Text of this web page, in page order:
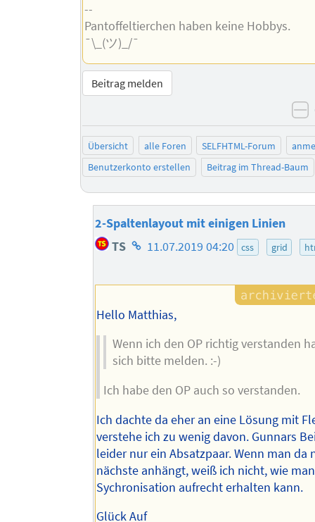
--
Pantoffeltierchen haben keine Hobbys.
¯\_(ツ)_/¯
Beitrag melden
Übersicht alle Foren SELFHTML-Forum
Benutzerkonto erstellen
Beitrag im Thread-Baum
2-Spaltenlayout mit einigen Linien
TS Homepage
Autors
11.07.2019 04:20 css grid
Hello Matthias,
Wenn ich den OP richtig verstanden
sich bitte melden. :-)
Ich habe den OP auch so verstanden.
Ich dachte da eher an eine Lösung mit
verstehe ich zu wenig davon. Gunnars
leider nur ein Absatzpaar. Wenn man da
nächste anhängt, weiß ich nicht, wie
Sychronisation aufrecht erhalten kann.
Glück Auf